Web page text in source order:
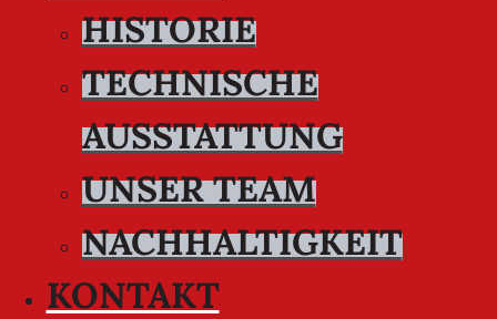
HISTORIE
TECHNISCHE
AUSSTATTUNG
UNSER TEAM
NACHHALTIGKEIT
KONTAKT